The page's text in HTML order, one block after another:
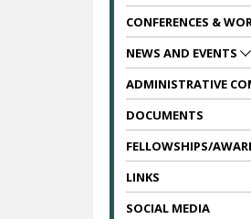
CONFERENCES &
NEWS AND EVENTS
ADMINISTRATIVE
DOCUMENTS
FELLOWSHIPS/
LINKS
SOCIAL MEDIA